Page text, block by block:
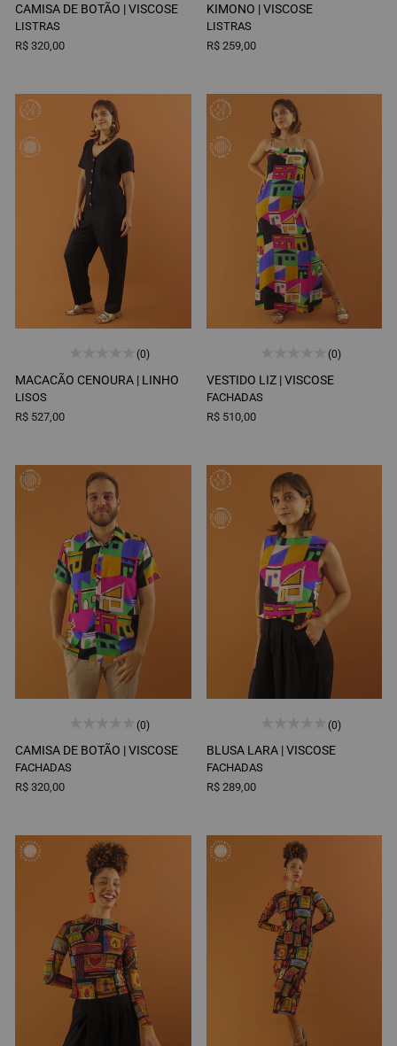
CAMISA DE BOTÃO |VISCOSE
LISTRAS
R$ 320,00
KIMONO |VISCOSE
LISTRAS
R$ 259,00
(0)
MACACÃO CENOURA | LINHO
LISOS
R$ 527,00
(0)
VESTIDO LIZ |VISCOSE
FACHADAS
R$ 510,00
(0)
CAMISA DE BOTÃO |VISCOSE
FACHADAS
R$ 320,00
(0)
BLUSA LARA |VISCOSE
FACHADAS
R$ 289,00